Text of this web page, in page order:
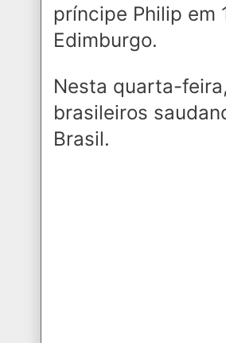
príncipe Philip em
Edimburgo.
Nesta quarta-
brasileiros
Brasil.